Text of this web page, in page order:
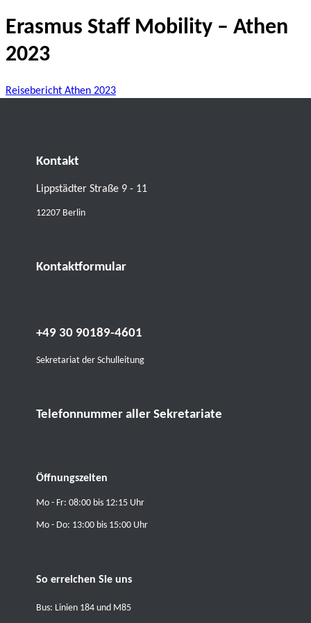
Erasmus Staff Mobility – Athen
2023
Reisebericht Athen 2023
Kontakt
Lippstädter Straße 9 - 11
12207 Berlin
Kontaktformular
+49 30 90189-4601
Sekretariat der Schulleitung
Telefonnummer aller Sekretariate
Öffnungszeiten
Mo - Fr: 08:00 bis 12:15 Uhr
Mo - Do: 13:00 bis 15:00 Uhr
So erreichen Sie uns
Bus: Linien 184 und M85